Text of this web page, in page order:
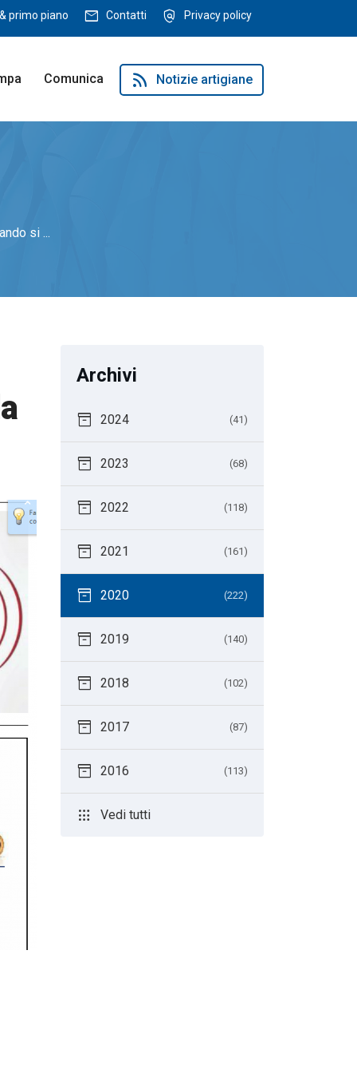
primo piano mail Contatti policy Privacy policy
Comunica rss_feed Notizie artigiane
si ...
Archivi
inventory_2 2024 (41)
inventory_2 2023 (68)
inventory_2 2022 (118)
inventory_2 2021 (161)
inventory_2 2020 (222)
inventory_2 2019 (140)
inventory_2 2018 (102)
inventory_2 2017 (87)
inventory_2 2016 (113)
apps Vedi tutti